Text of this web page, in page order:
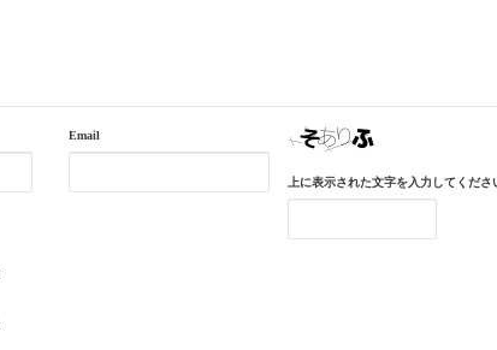
Email
上に表示された文字を入力してくださ